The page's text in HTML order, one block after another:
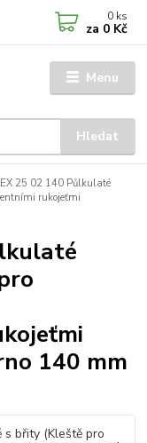
Menu
Hledat
0 ks
za 0 Kč
25 02 140 Půlkulaté
rukojeťmi
140 mm